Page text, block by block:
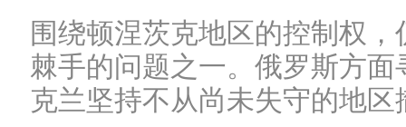
围绕顿涅茨克地区的控制权
棘手的问题之一。俄罗斯方
克兰坚持不从尚未失守的地